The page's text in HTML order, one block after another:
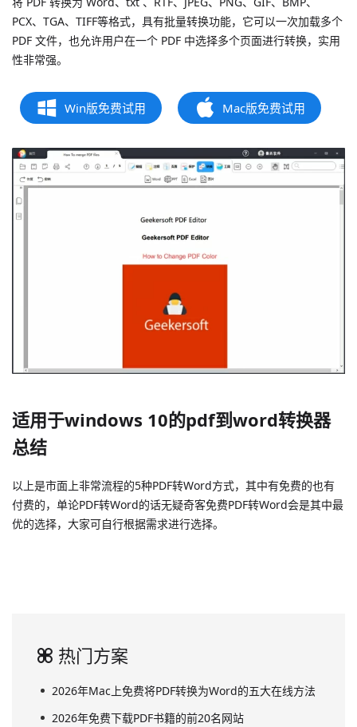
PCX、TGA、TIFF等格式，具有批量转换功能，它可以一次加载多个
PDF 文件，也允许用户在一个 PDF 中选择多个页面进行转换，实用
性非常强。
Win版免费试用 Mac版免费试用
适用于windows 10的pdf到word转换器
总结
以上是市面上非常流程的5种PDF转Word方式，其中有免费的也有
付费的，单论PDF转Word的话无疑奇客免费PDF转Word会是其中最
优的选择，大家可自行根据需求进行选择。
热门方案
2026年Mac上免费将PDF转换为Word的五大在线方法
2026年免费下载PDF书籍的前20名网站